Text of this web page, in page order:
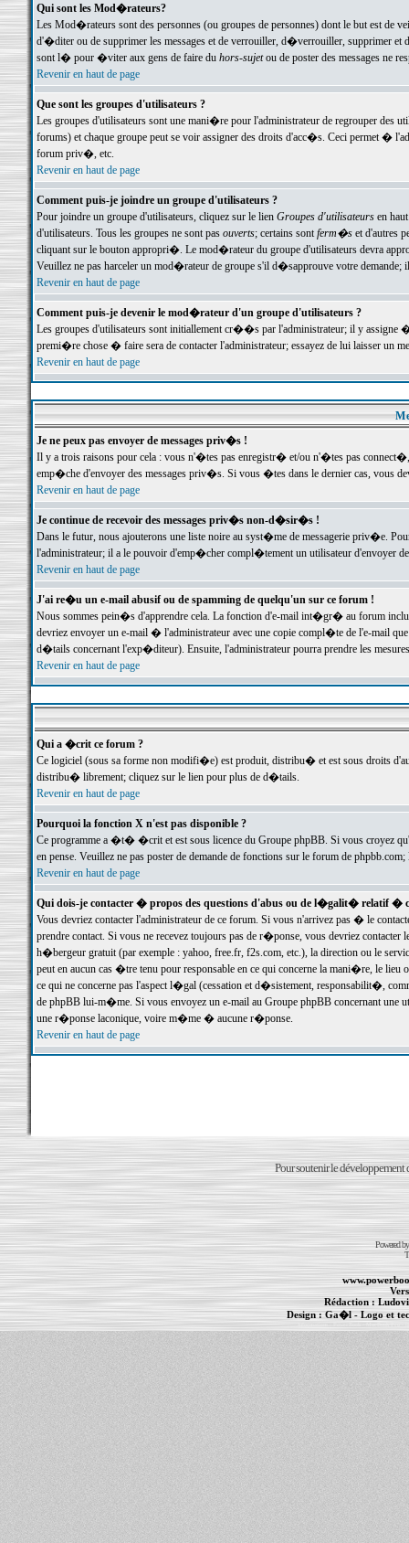
Qui sont les Mod�rateurs?
Les Mod�rateurs sont des personnes (ou groupes de personnes) dont le but est de
d'�diter ou de supprimer les messages et de verrouiller, d�verrouiller, supprimer
sont l� pour �viter aux gens de faire du hors-sujetou de poster des messages ne
Revenir en haut de page
Que sont les groupes d'utilisateurs ?
Les groupes d'utilisateurs sont une mani�re pour l'administrateur de regrouper des
forums) et chaque groupe peut se voir assigner des droits d'acc�s. Ceci permet
forum priv�, etc.
Revenir en haut de page
Comment puis-je joindre un groupe d'utilisateurs ?
Pour joindre un groupe d'utilisateurs, cliquez sur le lien Groupes d'utilisateursen haut
d'utilisateurs. Tous les groupes ne sont pas ouverts; certains sontferm�set d'autres
cliquant sur le bouton appropri�. Le mod�rateur du groupe d'utilisateurs devra
Veuillez ne pas harceler un mod�rateur de groupe s'il d�sapprouve votre demande;
Revenir en haut de page
Comment puis-je devenir le mod�rateur d'un groupe d'utilisateurs ?
Les groupes d'utilisateurs sont initiallement cr��s par l'administrateur; il y
premi�re chose � faire sera de contacter l'administrateur; essayez de lui laisser un
Revenir en haut de page
Je ne peux pas envoyer de messages priv�s !
Il y a trois raisons pour cela : vous n'�tes pas enregistr� et/ou n'�tes pas
emp�che d'envoyer des messages priv�s. Si vous �tes dans le dernier cas, vous
Revenir en haut de page
Je continue de recevoir des messages priv�s non-d�sir�s !
Dans le futur, nous ajouterons une liste noire au syst�me de messagerie priv�e.
l'administrateur; il a le pouvoir d'emp�cher compl�tement un utilisateur d'envoyer
Revenir en haut de page
J'ai re�u un e-mail abusif ou de spamming de quelqu'un sur ce forum !
Nous sommes pein�s d'apprendre cela. La fonction d'e-mail int�gr� au forum inclut
devriez envoyer un e-mail � l'administrateur avec une copie compl�te de l'e-mail
d�tails concernant l'exp�diteur). Ensuite, l'administrateur pourra prendre les
Revenir en haut de page
Qui a �crit ce forum ?
Ce logiciel (sous sa forme non modifi�e) est produit, distribu� et est sous droits
distribu� librement; cliquez sur le lien pour plus de d�tails.
Revenir en haut de page
Pourquoi la fonction X n'est pas disponible ?
Ce programme a �t� �crit et est sous licence du Groupe phpBB. Si vous croyez
en pense. Veuillez ne pas poster de demande de fonctions sur le forum de
Revenir en haut de page
Qui dois-je contacter � propos des questions d'abus ou de l�galit� relatif �
Vous devriez contacter l'administrateur de ce forum. Si vous n'arrivez pas � le
prendre contact. Si vous ne recevez toujours pas de r�ponse, vous devriez
h�bergeur gratuit (par exemple : yahoo, free.fr, f2s.com, etc.), la direction ou le
peut en aucun cas �tre tenu pour responsable en ce qui concerne la mani�re, le
ce qui ne concerne pas l'aspect l�gal (cessation et d�sistement, responsabilit�,
de phpBB lui-m�me. Si vous envoyez un e-mail au Groupe phpBB concernant une
une r�ponse laconique, voire m�me � aucune r�ponse.
Revenir en haut de page
Pour soutenir le développement
Powered
Rédaction :
Design :Ga�l- Logo et
Informations :